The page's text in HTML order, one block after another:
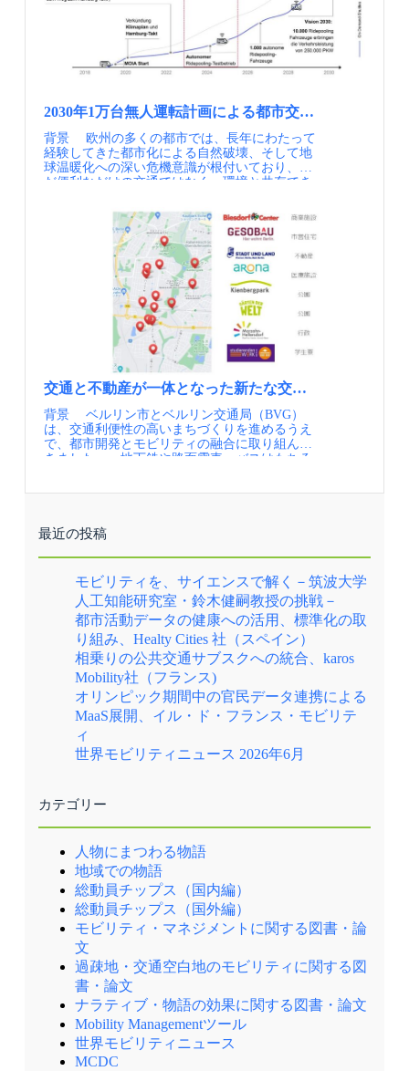
https://www.meti.go.jp/shingikai/mono_info_service
/smart_mobility_challenge/pdf/20260327_4.pdf
また、これから地域で移動手段を考える人に向
けて、成果をガイドブックとして公開していま
す。このガイドブックでは、スマートモビリテ
おり、地域での検討を進める際の流れを体系的
に把握できる構成となっています。単なる解説
にとどまらず、実際の事例やQ&A、コラムなど
も織り交ぜながら、具体的な検討イメージを持
てるよう工夫されています。 さらに、ワーク
シート形式で自らの地域の状況や課題、アイデ
っており、読み進めるだけでなく、実際の取り
組みに活用することが想定されています。 全
国各地の事例から得られた知見が随所に盛り込
まれており、個別事例とあわせて確認すること
で、取り組みの進め方をより具体的にイメージ
できる内容となっています。 スマートモビリテ
ィの創り方～みんなのガイドブック～ 第3版
https://www.meti.go.jp/shingikai/mono_info_service
/smart_mobility_challenge/pdf/20260327_5.pdf 地
域モビリティの検討にどう活かすか 本記事
で紹介してきたスマートモビリティチャレンジ
の取り組みは、地域ごとの状況に応じてさまざ
まな形で進められてきました。それぞれの取り
い方など、多くの示唆が含まれています。 ま
ずは、自らの地域に近い条件や関心のあるテー
マの事例を一つ取り上げ、その背景や進め方を
丁寧に見ていくことが一つの出発点になりま
総括資料に目を向けていくと、個別の事例だけ
ることもあります。こうした視点の行き来によ
って、取り組みへの理解を少しずつ深めていく
ことができます。 また、実装に繋がったもの
だけでなく、そうでない取り組みも含めて確認
できる点も重要です。うまくいった点だけでな
く、検討の過程や試行の内容にも目を向けるこ
とで、自らの地域での検討に活かせるヒントを
見つけることができます。 気になる事例を手
がかりに、自らの地域でどのように移動の仕組
み作りを進めていくか、考えてみてはいかがで
しょうか。
Switchは、移動のインターフェースであると同
時に、データが地域に循環する構造、都市運営
の心臓部を担っているのです。 【資料・参考情
②Metropol-Modellregion Mobilität
じて最安値運賃を自動精算（日経クロストレン
ド、2022年7月14日）
連携で移動をつないでいる点にあります。相乗
りが公共交通を補完して機能するには、最適な
相乗り相手を手軽にマッチングするサービスや
インターフェースを用意するだけでなく、既存
の公共交通と連動したネットワークとして設計
することが重要です。aros社のサービスは、料
ダル）、MaaSアプリ上での相乗りの表示といっ
た形で公共交通と接続しており、あくまで公共
交通を補完する位置づけを徹底しています。 利
用者目線で一つのサービスとしてまとめ上げ、
それを行政が主導している点も見逃せないポイ
ントです。フランスでは、民間スタートアップ
り込み、データガバナンスの考え方のもとで公
共交通と統合・連携させることで、サービス全
体を強靱なものにしています。相乗りを公共交
通の一手段として制度に組み込むうえでは、運
営の枠組みと財源が鍵となります。例えば、移
動を所管するエコロジー移行省が、地域の交通
を担う組織であるAOM（Autorité Organisatrice
de la Mobilité）の相乗りに交付金を出し、AOM
の負担に国が上乗せする原則で支援していま
す。これにより、イル・ド・フランスでは定期
券「Navigo」の保有者が相乗りを無料で利用で
きます。Karos社のような事業者のサービスは、
こうした官民・公的支援の仕組みと組み合わさ
ることで、料金面でも公共交通と遜色のない選
択肢になります。 さらに、個人が通勤・通学で
日常的に走らせているマイカーの空席を、その
まま活かしている点も重要です。これは、タク
シー会社などの管理のもとで運行する自家用有
束ねて公共交通網の隙間を埋める点に、このモ
①Synergies between public transport and carpooling
(Anaïs Timon,Annual Polis Conference2024)
②karos Mobilityホームページ ③モビリティ知恵
袋「政府主導のライドシェア（相乗り）政策、
フランス政府」
「Jelbi Station」、小規模なハブを「Jelbi Point」
と呼び、まちなかにあったクルマのための路上
駐車空間を小さいモビリティサービスの空間
（モビリティハブ）に再編し、郊外の鉄道駅や
郊外の集合住宅などにも不動産事業者などと調
整しながら、モビリティハブの配置を拡大して
一つのサービスとして提供されるJelbi。2023年
の欧州ベストアプリ一位も受賞 まちなかの路上
駐車スペースや公共空間には200m毎にモビリテ
ィハブを面的に配置 ポイント 交通事業者自
らがモビリティ分野のプラットフォームビジネ
スに参入しており、次々に生まれる新たな移動
のデータガバナンス、官民データ連携に取り組
んでいることが特徴です。 市民むけの移動の
伴走、移動を支援するご当地MaaSは80万DLを
超え、欧州ベストアプリ賞を受賞するなど、
日々アップデートを続けながら高い評価を得て
います。 当初まちなかのモビリティハブを歩
道に設置しようとしたところ、交通管理者など
からの反対もあり、現在は車道の路上駐車スペ
ースに置き換えられ、誰もが存在を確認できる
街区のコーナー毎に配置されている点も見逃せ
ません。その結果、1日当たりの来訪者増も生
じ、まちとの接点、接点する需要が増えること
で、移動総量全体を増やし、まちなかは小さ
く、ゆっくりした移動社会を目指していま
す。 可搬型用にイベント時などは、モビリテ
ィハブを暫定設置する運用も行うなど、移動の
足不足への対応も柔軟です。移動のデジタル化
を推進し、移動や滞留のきっかけを公共空間の
まれ変わっている 【資料・参考情報】
Mobility（2023.12, BVG） ②BERLIN
MOBILITY ACT:AN INTRODUCTION
（2023.12, Senate Department for Urban Mobility,
Transport, Climate Action and theEnvironment） ③
牧村和彦（2024） ドイツ「MaaS先進都市」現
地リポート 日本との違いは、日経新聞電子
https://www.nikkei.com/article/DGXZQOUC263KS
0W3A221C2000000/ ④勝俣 哲生（2019） 米グ
ーグル、リフトも頼る リトアニア発・謎の
MaaS企業に直撃、日経クロストレンド
https://xtrend.nikkei.com/atcl/contents/18/00234/000
05/
うち無料券を受け取ったのは 60 人（19.7%），
さらに無料券を利用したのは 27 人（8.9%）と
期待よりも少ない結果となった。利用した 27
人は，通勤，買い物，通院などに合計 220 回
（平均 8.1回/人）利用しており，そのうち 1 日
うに片道バス・片道タクシーを利用している可
能性が確認された。加えてアンケートの回答で
は，実験前よりもタクシーとバスの利用回数が
増えていることが確認された。
2030年1万台無人運転計画による都市交通のリ・デザイ
背景 欧州の多くの都市では、長年にわたって
経験してきた都市化による自然破壊、そして地
球温暖化への深い危機意識が根付いており、た
だ便利なだけの交通ではなく、環境と共存でき
が加速しています。 ドイツ・ハンブルク市は
エルベ川とその支流・アルスター川が交差しす
る河口に位置し、水と共に生きるまちであり、
気候変動の影響を最前線で受け止めています。
運河に囲まれた低地にある都市にとって、水位
の上昇や異常気象によるリスクは現実のもので
あり、環境問題への意識を高め、温室効果ガス
を都市から減らすことが至上命題となっていま
候変動対策と都市のモビリティ改革を一体的に
進める包括戦略として、「ハンブルク・タクト
（Hamburg Takt）」を打ち出しました。
Hamburg Taktは、都市のあり方そのものを再設
計するプロジェクトであり、「すべての市民
が、5分以内に公共交通へアクセスできる都市
をつくる」という明快な目標を打ち出していま
す。 現在、既存の近郊鉄道（Sバーン）、地
下鉄（Uバーン）、バスなどの既存の公共交通
す。 多くの都市では、自動運転やMaaSなど、
ク・タクトでは技術は、あくまで目的を達成す
るための手段として位置付けられています。 5
分で公共交通にアクセスできる都市を目指し、
そのために市内の85％を既存公共交通（増便、
無人化含む）でカバー、残り15％を無人運転の
デマンド交通でまかなう ポイント ハンブル
ク・タクトの特徴は、オンデマンド交通の導入
という個別技術開発に走りがちな分野の導入戦
略において、政策目的から逆算した、一貫して
わかりやすい戦略を設計している点にありま
く公共交通にアクセスできる都市にする」とい
う明確な目的を軸に、デマンド交通、MaaS、モ
ビリティハブ、自動運転といった手段が、有機
的に結びつくよう設計されているのです。 例え
車両と乗務員が必要になります。これを持続可
能な形で実現するには、自動運転技術の導入が
デマンド型サービスをスムーズに接続する基盤
として、Maasアプリによりデジタル空間で交通
手段を統合し、モビリティハブでリアル空間を
つなぐ。この両輪によって、公共交通、オンデ
マンド交通、自転車、電動キックボードといっ
た多様なモビリティが一つの交通網として機能
するようになります。その結果、コンパクトな
都市構造を維持しながら、新たな移動サービス
を都市になじませていく巧みなリデザインを実
現するものです。 Hamburg Taktは、単なる交通
計画ではなく、クルマ、自転車、公共交通、オ
ンデマンド交通が共存する持続可能な都市へ、
都市の在り方そのものを再定義するビジョンと
して、大きなヒントを与えてくれるものです。
2030年までに1万台の無人のオンデマンド交通
交通と不動産が一体となった新たな交通まちづくり、
背景 ベルリン市とベルリン交通局（BVG）
は、交通利便性の高いまちづくりを進めるうえ
で、都市開発とモビリティの融合に取り組んで
きました。 地下鉄や路面電車、バスはもちろ
し、Jelbiのリアルな拠点となるモビリティ・ハ
スターミナルだけでなく、ショッピングセンタ
ーや集合住宅、再開発エリアに戦略的に展開し
ています。 実施内容 大規模なモビリティハ
ブであるJelbi ステーションと小規模のモビリテ
ィハブJelbi ポイントを面的に集中して配置して
いくJelbi ネットを12か所で展開しており、過度
な自動車利用を抑制し、気候危機にも貢献する
地域づくりに取り組んでいます。 不動産会社
からは、商業エリアや再開発住宅地における駐
車場不足を補うために公共交通へのアクセス改
善を図りたい等の地域ニーズに応じた要請があ
り、敷地の提供を受けて行政がJelbiステーショ
ンを設置している例もあります。その結果、ベ
ルリンの各地で自動車利用を抑制しつつ、まち
の活力を高める、モビリティサービス主導での
布、地図配布など、単なる交通手段の提供を超
えた、まちの賑わい創出にも取り組んでいま
けではなく、不動産や都市開発、まちづくりと
のパートナーが広がっている（出展②） ポイン
者と不動産パートナーとの連携が円滑な宣伝・
集客を後押し、結果として移動の利用促進につ
ながる、相乗効果が期待されます。 Jelbiという
官民連携のMaaS基盤を通して、モビリティサー
ビスの事業者よりも不動産パートナーのほうが
今や連携や協議が多いというのも特徴です。こ
れにより、不動産開発や商業、地域コミュニテ
ィとモビリティが融合し、交通インフラが地域
経営の一翼を担う構図を作り出していることが
重要です。 【資料・参考情報】 ①牧村和彦：
ドイツ「MaaS先進都市」現地リポート 日本と
の違いは、日経新聞電子版 ②Introducing Jelbi A
最近の投稿
モビリティを、サイエンスで解く－筑波大学
人工知能研究室・鈴木健嗣教授の挑戦－
都市活動データの健康への活用、標準化の取
り組み、Healty Cities 社（スペイン）
相乗りの公共交通サブスクへの統合、karos
Mobility社（フランス)
オリンピック期間中の官民データ連携による
MaaS展開、イル・ド・フランス・モビリテ
ィ
世界モビリティニュース 2026年6月
カテゴリー
人物にまつわる物語
地域での物語
総動員チップス（国内編）
総動員チップス（国外編）
モビリティ・マネジメントに関する図書・論
文
過疎地・交通空白地のモビリティに関する図
書・論文
ナラティブ・物語の効果に関する図書・論文
Mobility Managementツール
世界モビリティニュース
MCDC